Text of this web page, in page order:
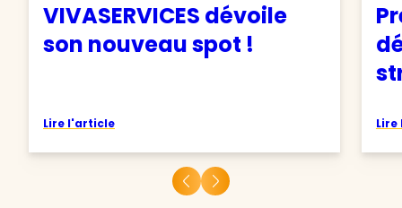
VIVASERVICES dévoile
son nouveau spot !
Lire l'article